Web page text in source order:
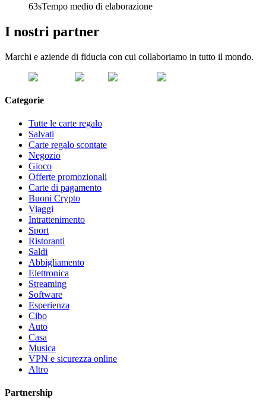
63sTempo medio di elaborazione
I nostri partner
Marchi e aziende di fiducia con cui collaboriamo in tutto il mondo.
Categorie
Tutte le carte regalo
Salvati
Carte regalo scontate
Negozio
Gioco
Offerte promozionali
Carte di pagamento
Buoni Crypto
Viaggi
Intrattenimento
Sport
Ristoranti
Saldi
Abbigliamento
Elettronica
Streaming
Software
Esperienza
Cibo
Auto
Casa
Musica
VPN e sicurezza online
Altro
Partnership